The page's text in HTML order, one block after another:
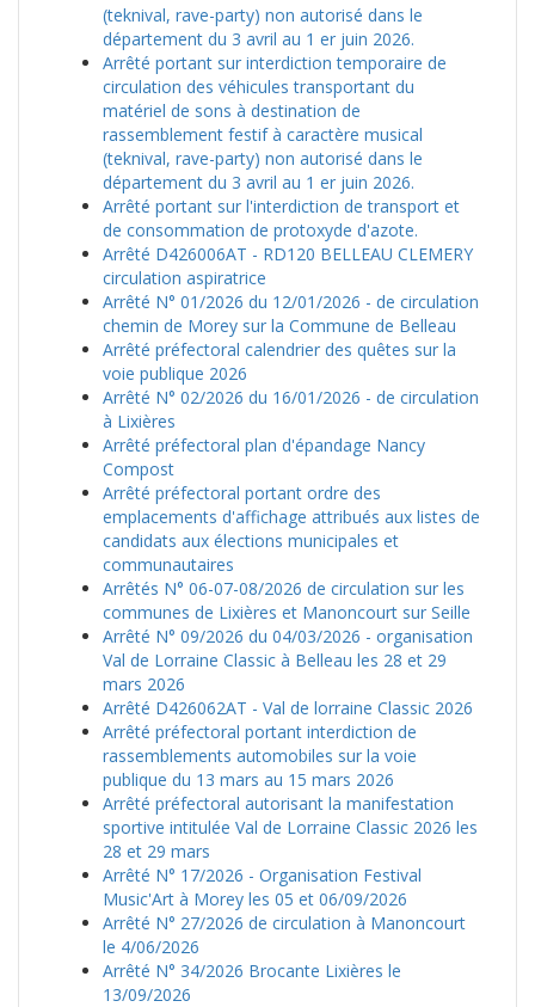
(teknival, rave-party) non autorisé dans le
département du 3 avril au 1 er juin 2026.
Arrêté portant sur interdiction temporaire de
circulation des véhicules transportant du
matériel de sons à destination de
rassemblement festif à caractère musical
(teknival, rave-party) non autorisé dans le
département du 3 avril au 1 er juin 2026.
Arrêté portant sur l'interdiction de transport et
de consommation de protoxyde d'azote.
Arrêté D426006AT - RD120 BELLEAU CLEMERY
circulation aspiratrice
Arrêté N° 01/2026 du 12/01/2026 - de circulation
chemin de Morey sur la Commune de Belleau
Arrêté préfectoral calendrier des quêtes sur la
voie publique 2026
Arrêté N° 02/2026 du 16/01/2026 - de circulation
à Lixières
Arrêté préfectoral plan d'épandage Nancy
Compost
Arrêté préfectoral portant ordre des
emplacements d'affichage attribués aux listes de
candidats aux élections municipales et
communautaires
Arrêtés N° 06-07-08/2026 de circulation sur les
communes de Lixières et Manoncourt sur Seille
Arrêté N° 09/2026 du 04/03/2026 - organisation
Val de Lorraine Classic à Belleau les 28 et 29
mars 2026
Arrêté D426062AT - Val de lorraine Classic 2026
Arrêté préfectoral portant interdiction de
rassemblements automobiles sur la voie
publique du 13 mars au 15 mars 2026
Arrêté préfectoral autorisant la manifestation
sportive intitulée Val de Lorraine Classic 2026 les
28 et 29 mars
Arrêté N° 17/2026 - Organisation Festival
Music'Art à Morey les 05 et 06/09/2026
Arrêté N° 27/2026 de circulation à Manoncourt
le 4/06/2026
Arrêté N° 34/2026 Brocante Lixières le
13/09/2026